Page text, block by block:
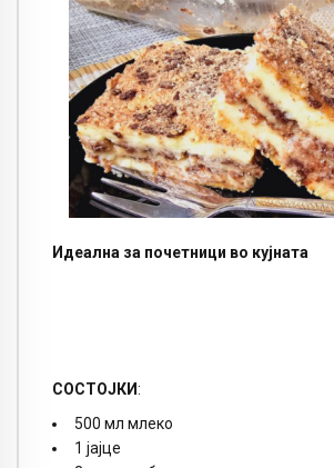
Идеална за почетници во кујната
СОСТОЈКИ:
500 мл млеко
1 јајце